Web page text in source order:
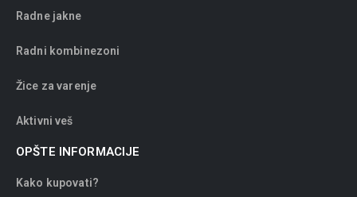
Radne jakne
Radni kombinezoni
Žice za varenje
Aktivni veš
OPŠTE INFORMACIJE
Kako kupovati?